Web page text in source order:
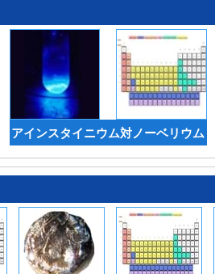
アインスタイニウム対ノーベリウム